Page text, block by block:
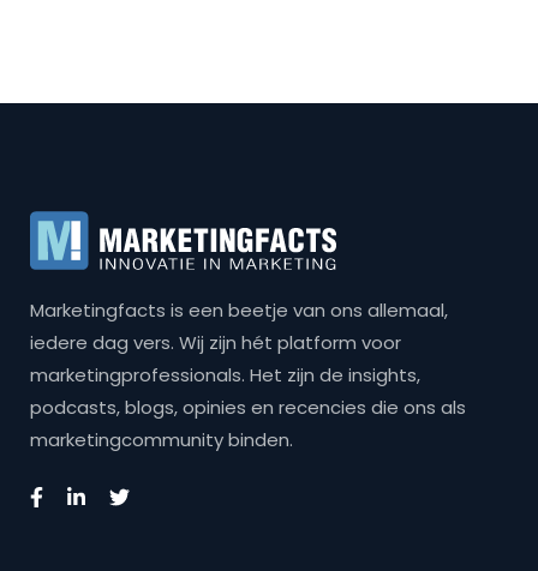
Marketingfacts is een beetje van ons allemaal,
iedere dag vers. Wij zijn hét platform voor
marketingprofessionals. Het zijn de insights,
podcasts, blogs, opinies en recencies die ons als
marketingcommunity binden.